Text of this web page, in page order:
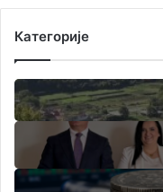
Категорије